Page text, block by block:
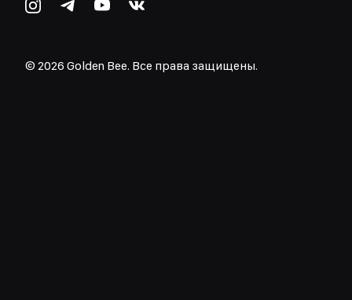
© 2026 Golden Bee. Все права защищены.